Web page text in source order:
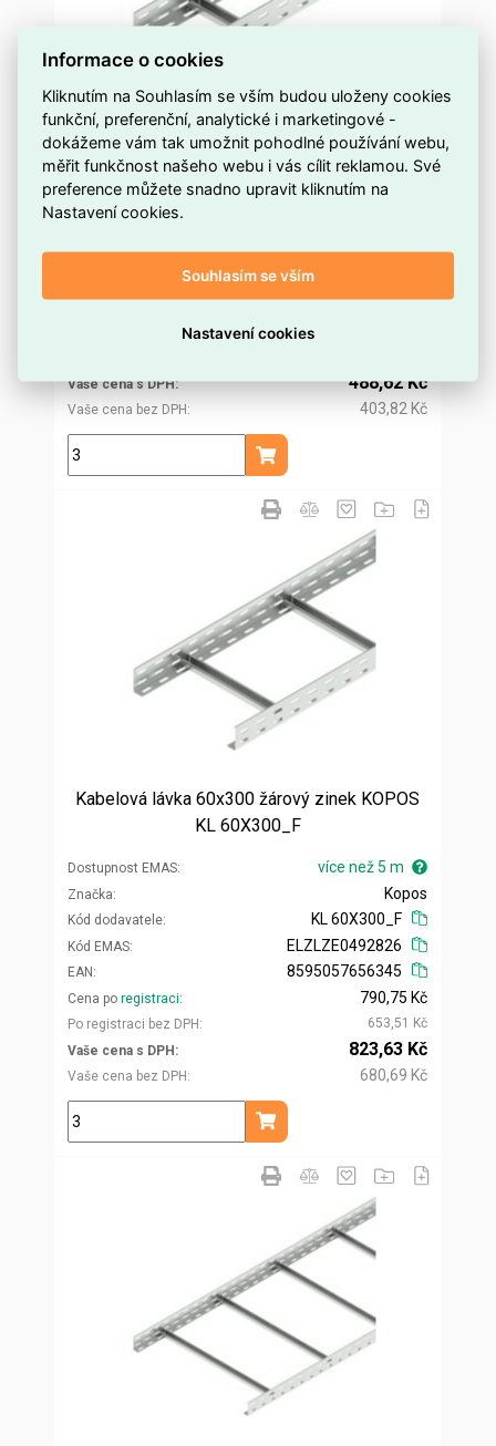
Kabelová lávka PO 60x150 sendzimir KOPOS
KL 60X150_PO
Dostupnost EMAS více než 5 m
Kód dodavatele
KL 60X150_PO
ELZLZE0495280
8595057691414
Vaše cena s DPH
Vaše cena bez DPH
488,62 Kč
403,82 Kč
m
Přidat do košíku
Kabelová lávka 60x300 žárový zinek KOPOS
KL 60X300_F
Dostupnost EMAS více než 5 m
Značka
Kód dodavatele
Kopos
KL 60X300_F
Kód EMAS
EAN
ELZLZE0492826
8595057656345
Cena po registraci
Po registraci bez DPH
790,75 Kč
653,51 Kč
Vaše cena s DPH
Vaše cena bez DPH
823,63 Kč
680,69 Kč
m
Přidat do košíku
Informace o cookies
Kliknutím na Souhlasím se vším budou uloženy cookies
funkční, preferenční, analytické i marketingové -
dokážeme vám tak umožnit pohodlné používání webu,
měřit funkčnost našeho webu i vás cílit reklamou. Své
preference můžete snadno upravit kliknutím na
Nastavení cookies.
Souhlasím se vším
Nastavení cookies